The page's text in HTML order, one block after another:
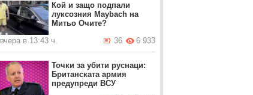
Кой и защо подпали
луксозния Maybach на
Митьо Очите?
вчера в 13:43 ч.
6 933
36
Точки за убити руснаци:
Британската армия
предупреди ВСУ